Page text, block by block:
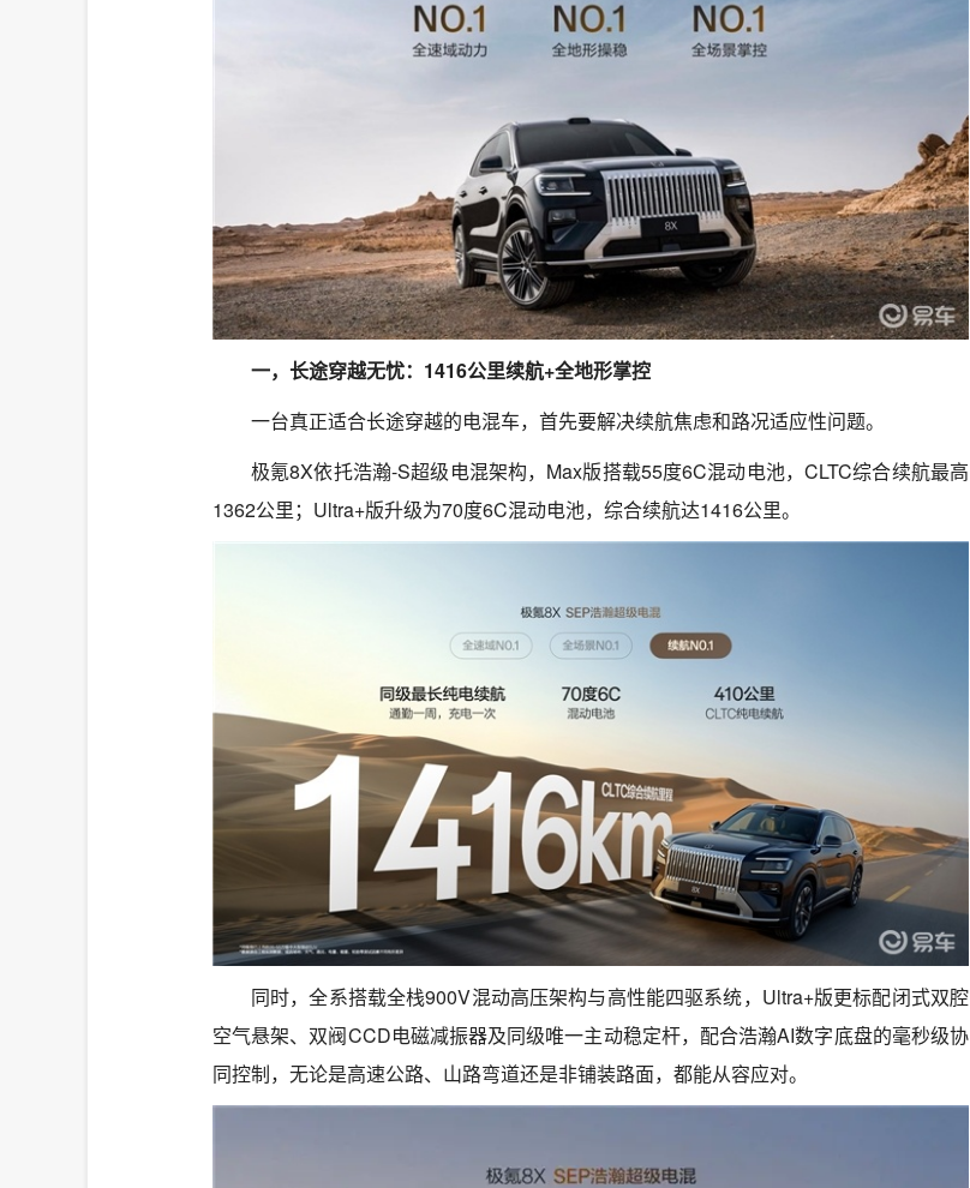
一，长途穿越无忧：1416公里续航+全地形掌控
一台真正适合长途穿越的电混车，首先要解决续航焦虑和路况适应性问题。
极氪8X依托浩瀚-S超级电混架构，Max版搭载55度6C混动电池，CLTC综合续航最高
1362公里；Ultra+版升级为70度6C混动电池，综合续航达1416公里。
同时，全系搭载全栈900V混动高压架构与高性能四驱系统，Ultra+版更标配闭式双腔
空气悬架、双阀CCD电磁减振器及同级唯一主动稳定杆，配合浩瀚AI数字底盘的毫秒级协
同控制，无论是高速公路、山路弯道还是非铺装路面，都能从容应对。